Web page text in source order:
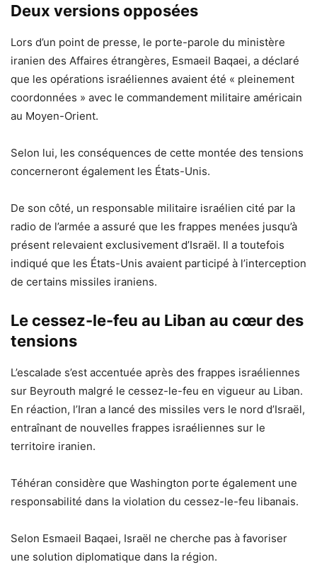
Deux versions opposées
Lors d’un point de presse, le porte-parole du ministère
iranien des Affaires étrangères, Esmaeil Baqaei, a déclaré
que les opérations israéliennes avaient été « pleinement
coordonnées » avec le commandement militaire américain
au Moyen-Orient.
Selon lui, les conséquences de cette montée des tensions
concerneront également les États-Unis.
De son côté, un responsable militaire israélien cité par la
radio de l’armée a assuré que les frappes menées jusqu’à
présent relevaient exclusivement d’Israël. Il a toutefois
indiqué que les États-Unis avaient participé à l’interception
de certains missiles iraniens.
Le cessez-le-feu au Liban au cœur des
tensions
L’escalade s’est accentuée après des frappes israéliennes
sur Beyrouth malgré le cessez-le-feu en vigueur au Liban.
En réaction, l’Iran a lancé des missiles vers le nord d’Israël,
entraînant de nouvelles frappes israéliennes sur le
territoire iranien.
Téhéran considère que Washington porte également une
responsabilité dans la violation du cessez-le-feu libanais.
Selon Esmaeil Baqaei, Israël ne cherche pas à favoriser
une solution diplomatique dans la région.